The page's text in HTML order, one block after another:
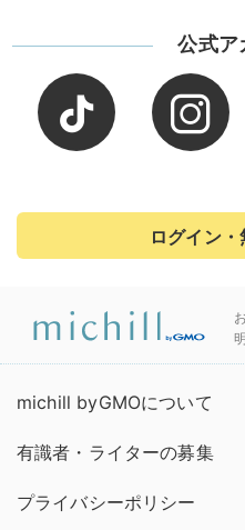
公式ア
ログイン
michill byGMOについて
有識者・ライターの募集
プライバシーポリシー